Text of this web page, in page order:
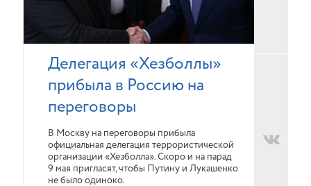
Делегация «Хезболлы»
прибыла в Россию на
переговоры
В Москву на переговоры прибыла
официальная делегация террористической
организации «Хезболла». Скоро и на парад
9 мая пригласят, чтобы Путину и Лукашенко
не было одиноко.